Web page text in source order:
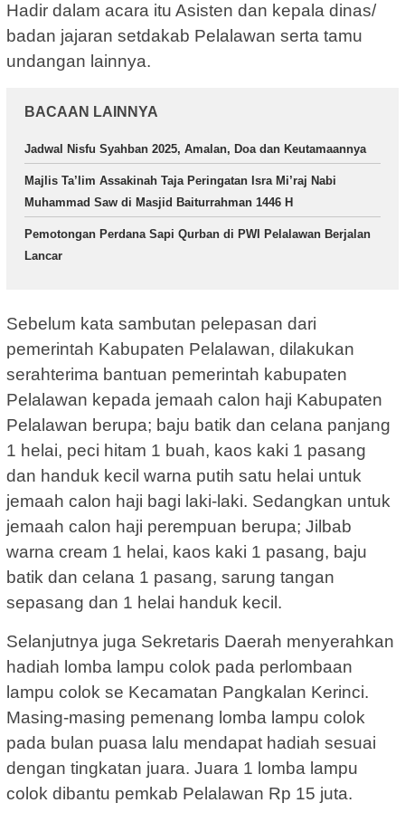
Hadir dalam acara itu Asisten dan kepala dinas/
badan jajaran setdakab Pelalawan serta tamu
undangan lainnya.
BACAAN LAINNYA
Jadwal Nisfu Syahban 2025, Amalan, Doa dan Keutamaannya
Majlis Ta’lim Assakinah Taja Peringatan Isra Mi’raj Nabi
Muhammad Saw di Masjid Baiturrahman 1446 H
Pemotongan Perdana Sapi Qurban di PWI Pelalawan Berjalan
Lancar
Sebelum kata sambutan pelepasan dari
pemerintah Kabupaten Pelalawan, dilakukan
serahterima bantuan pemerintah kabupaten
Pelalawan kepada jemaah calon haji Kabupaten
Pelalawan berupa; baju batik dan celana panjang
1 helai, peci hitam 1 buah, kaos kaki 1 pasang
dan handuk kecil warna putih satu helai untuk
jemaah calon haji bagi laki-laki. Sedangkan untuk
jemaah calon haji perempuan berupa; Jilbab
warna cream 1 helai, kaos kaki 1 pasang, baju
batik dan celana 1 pasang, sarung tangan
sepasang dan 1 helai handuk kecil.
Selanjutnya juga Sekretaris Daerah menyerahkan
hadiah lomba lampu colok pada perlombaan
lampu colok se Kecamatan Pangkalan Kerinci.
Masing-masing pemenang lomba lampu colok
pada bulan puasa lalu mendapat hadiah sesuai
dengan tingkatan juara. Juara 1 lomba lampu
colok dibantu pemkab Pelalawan Rp 15 juta.